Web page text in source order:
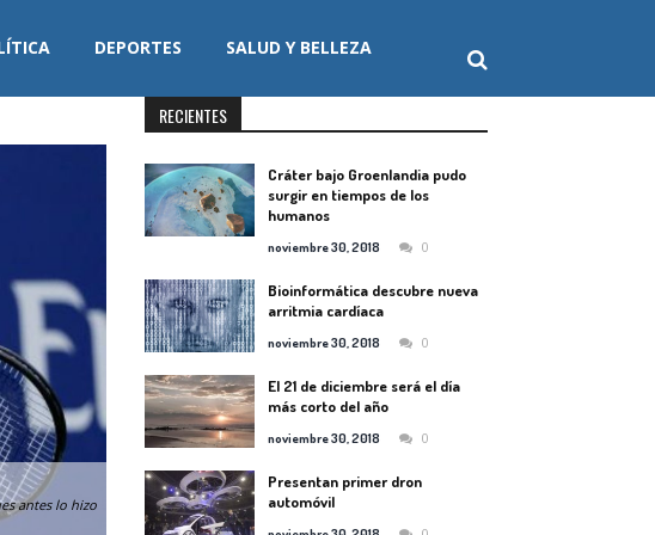
DEPORTES SALUD Y BELLEZA
antes lo hizo
RECIENTES
Cráter bajo Groenlandia pudo
surgir en tiempos de los
humanos
noviembre 30, 2018 0
Bioinformática descubre nueva
arritmia cardíaca
noviembre 30, 2018 0
El 21 de diciembre será el día
más corto del año
noviembre 30, 2018 0
Presentan primer dron
automóvil